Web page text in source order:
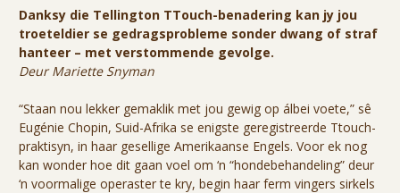
Danksy die Tellington TTouch-benadering kan jy jou
troeteldier se gedragsprobleme sonder dwang of straf
hanteer – met verstommende gevolge.
Deur Mariette Snyman
“Staan nou lekker gemaklik met jou gewig op álbei voete,” sê
Eugénie Chopin, Suid-Afrika se enigste geregistreerde Ttouch-
praktisyn, in haar gesellige Amerikaanse Engels. Voor ek nog
kan wonder hoe dit gaan voel om ‘n “hondebehandeling” deur
‘n voormalige operaster te kry, begin haar ferm vingers sirkels